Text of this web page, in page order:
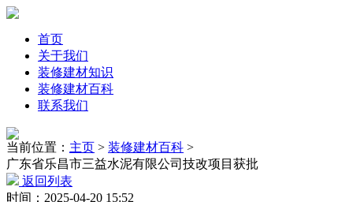
首页
关于我们
装修建材知识
装修建材百科
联系我们
当前位置： 主页 > 装修建材百科 >
广东省乐昌市三益水泥有限公司技改项目获批
返回列表
时间：2025-04-20 15:52